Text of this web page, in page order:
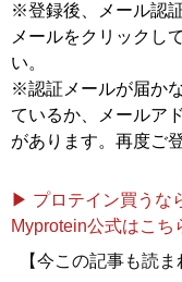
※登録後、メール認
メールをクリックし
い。
※認証メールが届か
ているか、メールア
があります。再度ご
▶ プロテイン買うな
Myprotein公式はこち
【今この記事も読ま